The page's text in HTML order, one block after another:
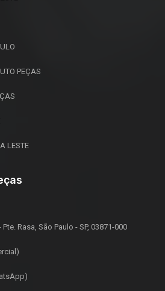
PEÇAS
LESTE
Rasa, São Paulo - SP, 03871-000